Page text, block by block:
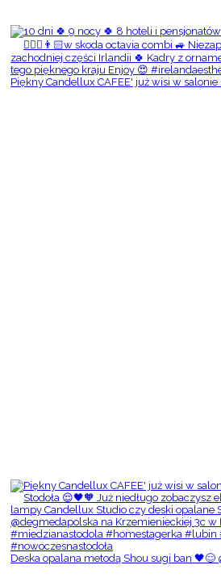
Piękny Candellux CAFEE' już wisi w
Deska opalana metodą Shou sugi ban 🖤😌